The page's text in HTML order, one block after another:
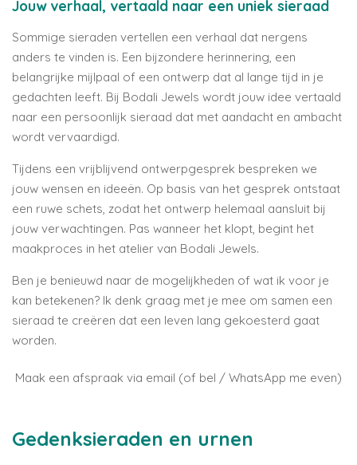
Jouw verhaal, vertaald naar een uniek sieraad
Sommige sieraden vertellen een verhaal dat nergens
anders te vinden is. Een bijzondere herinnering, een
belangrijke mijlpaal of een ontwerp dat al lange tijd in je
gedachten leeft. Bij Bodali Jewels wordt jouw idee vertaald
naar een persoonlijk sieraad dat met aandacht en ambacht
wordt vervaardigd.
Tijdens een vrijblijvend ontwerpgesprek bespreken we
jouw wensen en ideeën. Op basis van het gesprek ontstaat
een ruwe schets, zodat het ontwerp helemaal aansluit bij
jouw verwachtingen. Pas wanneer het klopt, begint het
maakproces in het atelier van Bodali Jewels.
Ben je benieuwd naar de mogelijkheden of wat ik voor je
kan betekenen? Ik denk graag met je mee om samen een
sieraad te creëren dat een leven lang gekoesterd gaat
worden.
Maak een afspraak via email (of bel / WhatsApp me even)
Gedenksieraden en urnen